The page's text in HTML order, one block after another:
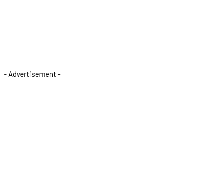
- Advertisement -